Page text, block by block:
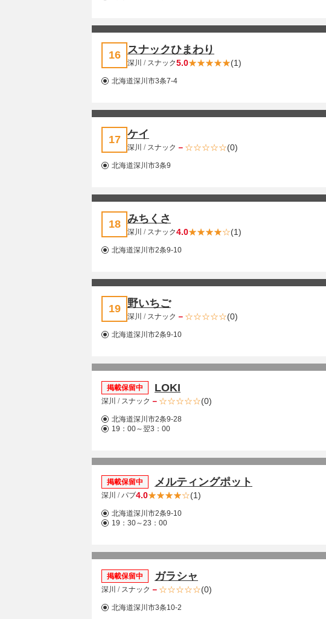
16 スナックひまわり
深川 / スナック5.0 (1)
北海道深川市3条7-4
17 ケイ
深川 / スナック － (0)
北海道深川市3条9
18 みちくさ
深川 / スナック4.0 (1)
北海道深川市2条9-10
19 野いちご
深川 / スナック － (0)
北海道深川市2条9-10
掲載保留中 LOKI
深川 / スナック － (0)
北海道深川市2条9-28
19：00～翌3：00
掲載保留中 メルティングポット
深川 /パブ4.0 (1)
北海道深川市2条9-10
19：30～23：00
掲載保留中 ガラシャ
深川 / スナック － (0)
北海道深川市3条10-2